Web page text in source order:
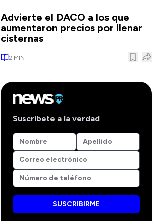
Advierte el DACO a los que
aumentaron precios por llenar
cisternas
2 MIN
Suscríbete a la verdad
SUSCRIBIRME